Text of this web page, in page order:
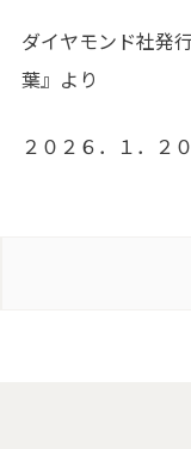
ダイヤモンド社発
葉』より
２０２６．１．２０